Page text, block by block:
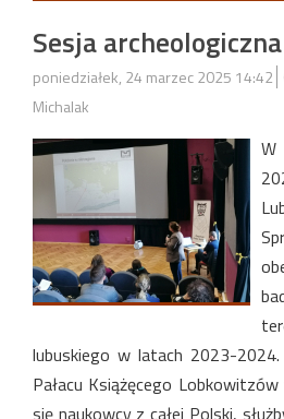
Sesja
poniedziałek, 24 marzec 2025 14:42
Michalak
W
lubuskiego w latach 2023-
Pałacu Książęcego
się naukowcy z całej Polski,